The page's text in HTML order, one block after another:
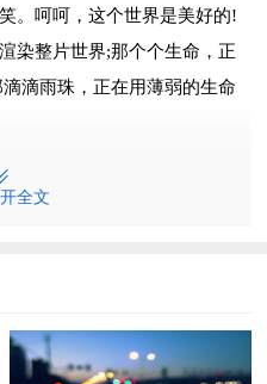
。呵呵，这个世界是美好的!
染整片世界;那个个生命，正
滴雨珠，正在用薄弱的生命
人的芦柑，而是亭亭玉立的杉
拘无束地立在无垠的天空下，
妩媚，风情万种。
刮过的波纹，犹如牛排一样。
我却是乐着的。河滩上散落着
全文